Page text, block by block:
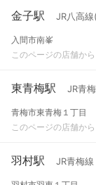
金子駅 JR八高
入間市南峯
このページの店舗か
東青梅駅 JR青
青梅市東青梅１丁目
このページの店舗か
羽村駅 JR青梅線